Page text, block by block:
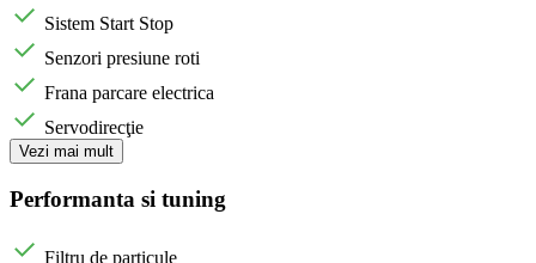
Sistem Start Stop
Senzori presiune roti
Frana parcare electrica
Servodirecţie
Vezi mai mult
Performanta si tuning
Filtru de particule